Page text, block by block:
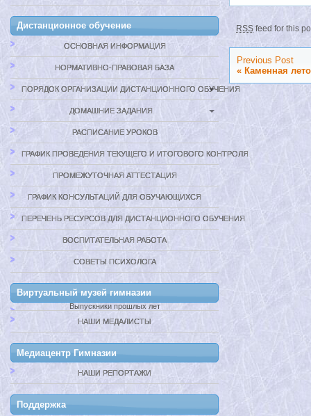
RSS feed for this
Previous Post
« Каменная
Дистанционное обучение
ОСНОВНАЯ ИНФОРМАЦИЯ
НОРМАТИВНО-ПРАВОВАЯ БАЗА
ПОРЯДОК ОРГАНИЗАЦИИ ДИСТАНЦИОННОГО ОБУЧЕНИЯ
ДОМАШНИЕ ЗАДАНИЯ
РАСПИСАНИЕ УРОКОВ
ГРАФИК ПРОВЕДЕНИЯ ТЕКУЩЕГО И ИТОГОВОГО КОНТРОЛЯ
ПРОМЕЖУТОЧНАЯ АТТЕСТАЦИЯ
ГРАФИК КОНСУЛЬТАЦИЙ ДЛЯ ОБУЧАЮЩИХСЯ
ПЕРЕЧЕНЬ РЕСУРСОВ ДЛЯ ДИСТАНЦИОННОГО ОБУЧЕНИЯ
ВОСПИТАТЕЛЬНАЯ РАБОТА
СОВЕТЫ ПСИХОЛОГА
Виртуальный музей гимназии
Выпускники прошлых лет
НАШИ МЕДАЛИСТЫ
Медиацентр Гимназии
НАШИ РЕПОРТАЖИ
Поддержкa